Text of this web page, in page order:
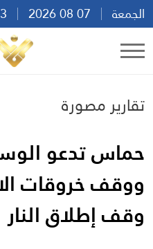
الجمعة
تقارير مصورة
حماس تدعو
ووقف خروقات
وقف إطلاق النار